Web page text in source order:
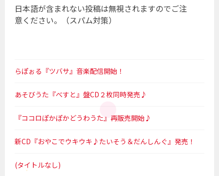
日本語が含まれない投稿は無視されますのでご注
意ください。（スパム対策）
らぽぉる『ツバサ』音楽配信開始！
あそびうた『べすと』盤CD２枚同時発売♪
『ココロぽかぽかどうわうた』再販売開始♪
新CD『おやこでウキウキ♪たいそう＆だんしんぐ』発売！
(タイトルなし)